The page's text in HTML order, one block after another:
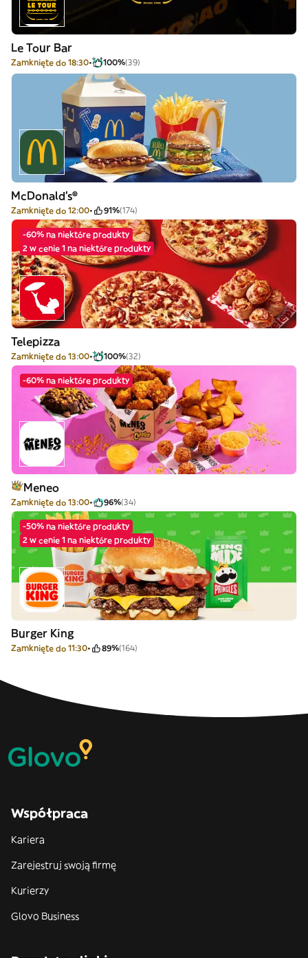
Le Tour Bar
Zamknięte do 18:30 100%(39)
McDonald's®
Zamknięte do 12:00 91%(174)
-60% na niektóre produkty
2 w cenie 1 na niektóre produkty
Telepizza
Zamknięte do 13:00 100%(32)
-60% na niektóre produkty
Meneo
Zamknięte do 13:00 96%(34)
-50% na niektóre produkty
2 w cenie 1 na niektóre produkty
Burger King
Zamknięte do 11:30 89%(164)
Współpraca
Kariera
Zarejestruj swoją firmę
Kurierzy
Glovo Business